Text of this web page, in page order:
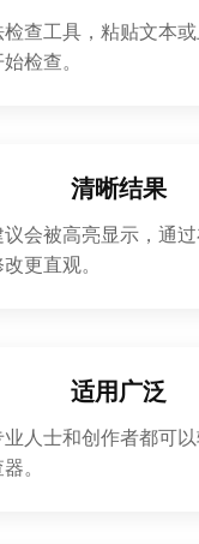
查工具，粘贴文本
检查。
清晰结果
会被高亮显示，通
更直观。
适用广泛
人士和创作者都可
。